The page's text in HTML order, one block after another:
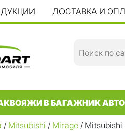
ДОСТАВКА И
В БАГАЖНИК АВТО
/ Mitsubishi / Mirage / Mitsubishi